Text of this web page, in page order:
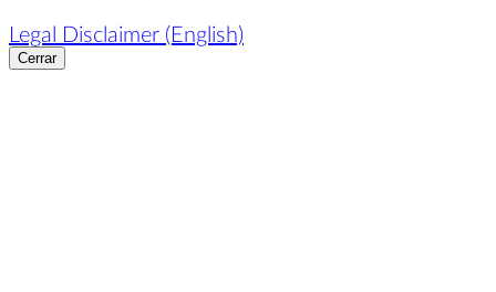
Legal Disclaimer (English)
Cerrar